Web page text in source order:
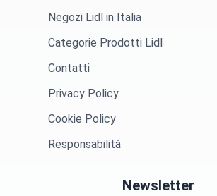
Negozi Lidl in Italia
Categorie Prodotti Lidl
Contatti
Privacy Policy
Cookie Policy
Responsabilità
Newsletter